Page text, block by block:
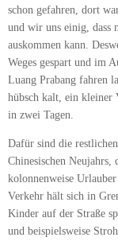
schon gefahren, dort
und wir uns einig, dass
auskommen kann.
Weges gespart und im
Luang Prabang fahren
hübsch kalt, ein kleiner
in zwei Tagen.
Dafür sind die
Chinesischen
kolonnenweise
Verkehr hält sich in
Kinder auf der Straße
und beispielsweise